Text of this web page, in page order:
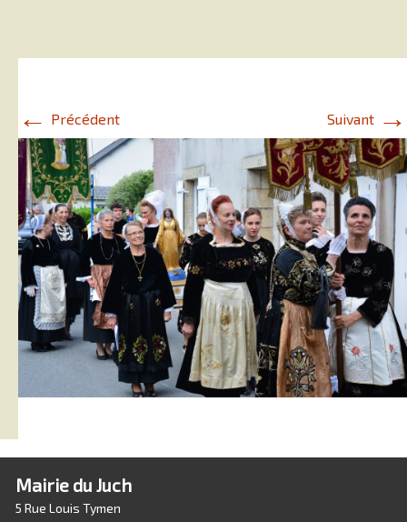
← Précédent Suivant →
Mairie du Juch
5 Rue Louis Tymen